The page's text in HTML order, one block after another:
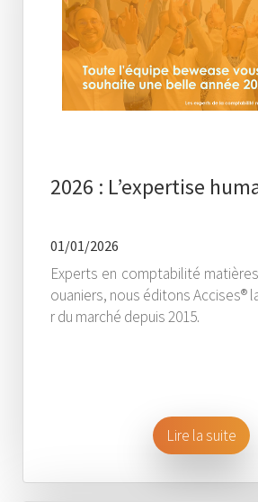
2026 : L’expertise
01/01/2026
Experts en comptabilité
ouaniers, nous éditons Accises®
r du marché depuis 2015.
Lire la suite